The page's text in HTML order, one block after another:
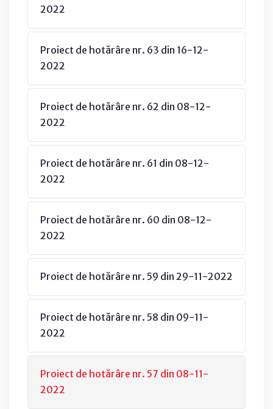
2022
Proiect de hotărâre nr. 63 din 16-12-
2022
Proiect de hotărâre nr. 62 din 08-12-
2022
Proiect de hotărâre nr. 61 din 08-12-
2022
Proiect de hotărâre nr. 60 din 08-12-
2022
Proiect de hotărâre nr. 59 din 29-11-2022
Proiect de hotărâre nr. 58 din 09-11-
2022
Proiect de hotărâre nr. 57 din 08-11-
2022